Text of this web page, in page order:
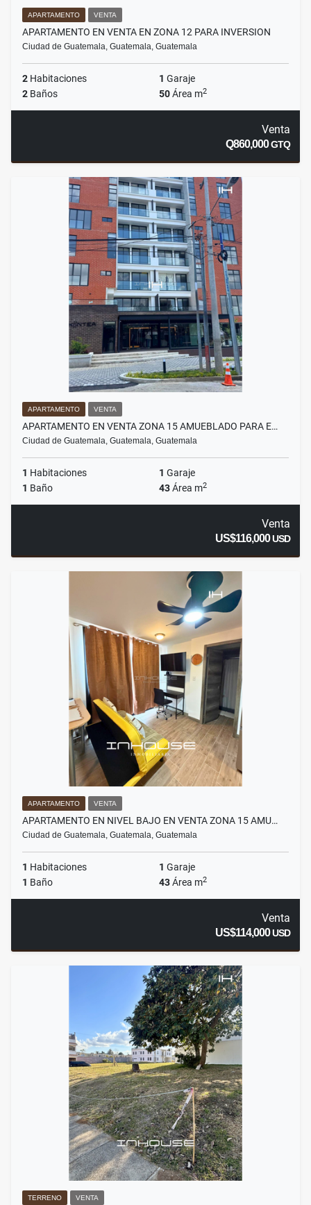
APARTAMENTO VENTA
APARTAMENTO EN VENTA EN ZONA 12 PARA INVERSION
Ciudad de Guatemala, Guatemala, Guatemala
2 Habitaciones 1 Garaje
2 Baños 50Área m2
Venta
Q860,000GTQ
APARTAMENTO VENTA
APARTAMENTO EN VENTA ZONA 15 AMUEBLADO PARA E…
Ciudad de Guatemala, Guatemala, Guatemala
1 Habitaciones 1 Garaje
1 Baño 43Área m2
Venta
US$116,000USD
APARTAMENTO VENTA
APARTAMENTO EN NIVEL BAJO EN VENTA ZONA 15 AMU…
Ciudad de Guatemala, Guatemala, Guatemala
1 Habitaciones 1 Garaje
1 Baño 43Área m2
Venta
US$114,000USD
TERRENO VENTA